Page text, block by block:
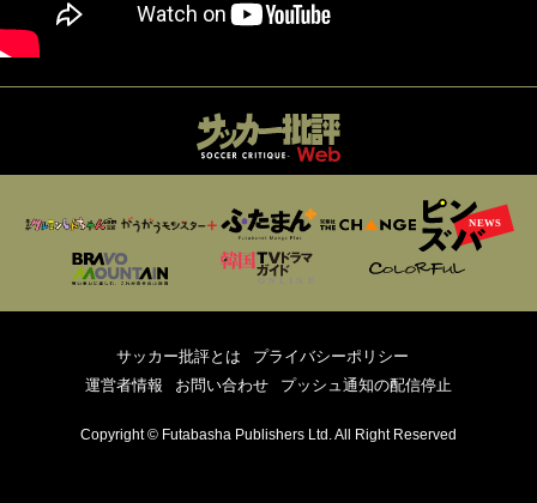
サッカー批評とは
プライバシーポリシー
運営者情報
お問い合わせ プッシュ通知の配信停止
Copyright © Futabasha Publishers Ltd. All Right Reserved